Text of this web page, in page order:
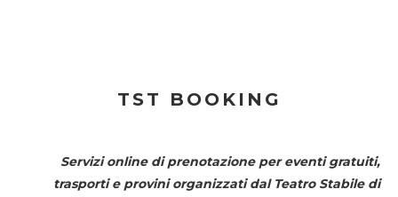
TST BOOKING
Servizi online di prenotazione per eventi gratuiti,
trasporti e provini organizzati dal Teatro Stabile di